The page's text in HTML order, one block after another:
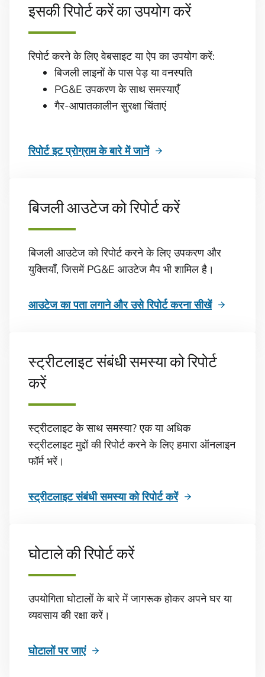
इसकी रिपोर्ट करें का उपयोग करें
रिपोर्ट करने के लिए वेबसाइट या ऐप का उपयोग करें:
बिजली लाइनों के पास पेड़ या वनस्पति
PG&E उपकरण के साथ समस्याएँ
गैर-आपातकालीन सुरक्षा चिंताएं
रिपोर्ट इट प्रोग्राम के बारे में जानें
बिजली आउटेज को रिपोर्ट करें
बिजली आउटेज को रिपोर्ट करने के लिए उपकरण और
युक्तियाँ, जिसमें PG&E आउटेज मैप भी शामिल है।
आउटेज का पता लगाने और उसे रिपोर्ट करना सीखें
स्ट्रीटलाइट संबंधी समस्या को रिपोर्ट
करें
स्ट्रीटलाइट के साथ समस्या? एक या अधिक
स्ट्रीटलाइट मुद्दों की रिपोर्ट करने के लिए हमारा ऑनलाइन
फॉर्म भरें।
स्ट्रीटलाइट संबंधी समस्या को रिपोर्ट करें
घोटाले की रिपोर्ट करें
उपयोगिता घोटालों के बारे में जागरूक होकर अपने घर या
व्यवसाय की रक्षा करें।
घोटालों पर जाएं